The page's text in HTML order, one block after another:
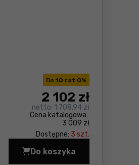
Do 10 rat 0%
Cena katalogowa:
3 009 zł
2 102 zł
netto: 1 708,94 zł
Dostępne: 3 szt.
Do koszyka
Odkurzacz